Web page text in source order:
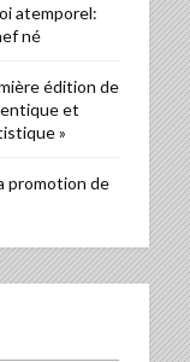
atemporel:
né
édition de
et
»
promotion de